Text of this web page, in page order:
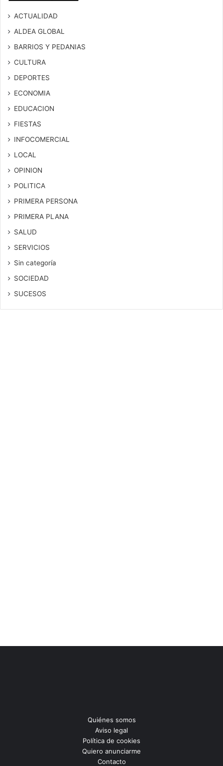
ACTUALIDAD
ALDEA GLOBAL
BARRIOS Y PEDANIAS
CULTURA
DEPORTES
ECONOMIA
EDUCACION
FIESTAS
INFOCOMERCIAL
LOCAL
OPINION
POLITICA
PRIMERA PERSONA
PRIMERA PLANA
SALUD
SERVICIOS
Sin categoría
SOCIEDAD
SUCESOS
Quiénes somos
Aviso legal
Política de cookies
Quiero anunciarme
Contacto